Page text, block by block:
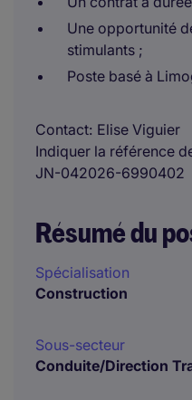
Une opportunité
stimulants ;
Poste basé à
Contact Elise Viguier
Indiquer la référence
JN-042026-6990402
Résumé du
Spécialisation
Construction
Sous-secteur
Conduite/Direction